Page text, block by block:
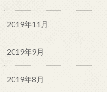
2019年11月
2019年9月
2019年8月